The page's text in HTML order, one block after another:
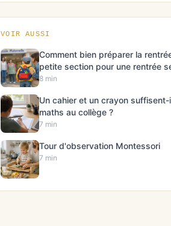
VOIR AUSSI
Comment bien préparer la
petite section pour une rentrée
8 min
Un cahier et un crayon suffisent-
maths au collège ?
7 min
Tour d'observation Montessori
7 min